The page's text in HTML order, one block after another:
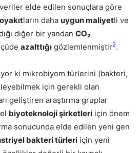
elde edilen sonuçlara göre
ların daha uygun maliyetli ve
diğer bir yandan CO₂
azalttığı gözlemlenmiştir2.
ki mikrobiyom türlerini (bakteri,
için gerekli olan
geliştiren araştırma gruplar
biyoteknoloji şirketleri için önem
sonucunda elde edilen yeni gen
bakteri türleri için yeni